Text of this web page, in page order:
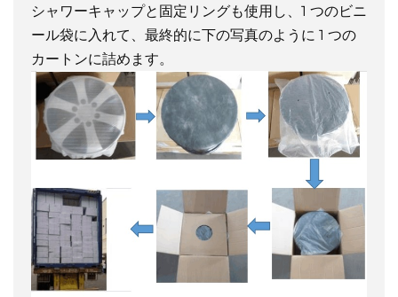
シャワーキャップと固定リングも使用し、1 つのビニ
ール袋に入れて、最終的に下の写真のように 1 つの
カートンに詰めます。